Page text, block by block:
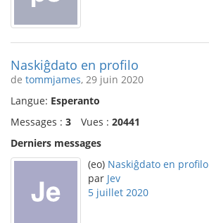
Naskiĝdato en profilo
de tommjames, 29 juin 2020
Langue: Esperanto
Messages : 3 Vues : 20441
Derniers messages
(eo) Naskiĝdato en profilo
par Jev
5 juillet 2020